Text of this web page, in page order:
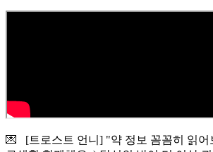
💌 [트로스트 언니] "약 정보 꼼꼼히 읽어